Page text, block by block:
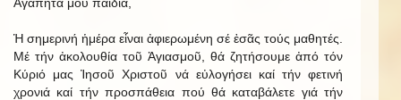
Ἡ σημερινή ἡμέρα εἶναι ἀφιερωμένη σέ ἐσᾶς τούς μαθητές.
Μέ τήν ἀκολουθία τοῦ Ἁγιασμοῦ, θά ζητήσουμε ἀπό τόν
Κύριό μας Ἰησοῦ Χριστοῦ νά εὐλογήσει καί τήν φετινή
χρονιά καί τήν προσπάθεια πού θά καταβάλετε γιά τήν